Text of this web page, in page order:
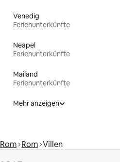
Venedig
Ferienunterkünfte
Neapel
Ferienunterkünfte
Mailand
Ferienunterkünfte
Mehr anzeigen
Rom Rom Villen